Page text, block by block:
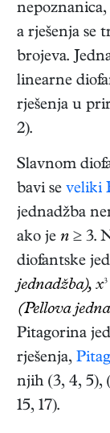
a rješenja se
brojeva.
linearne
rješenja u
2).
Slavnom
bavi se veliki
jednadžba
ako je n ≥ 3.
diofantske
jednadžba), x
(Pellova
Pitagorina
rješenja,
njih (3, 4, 5),
15, 17).